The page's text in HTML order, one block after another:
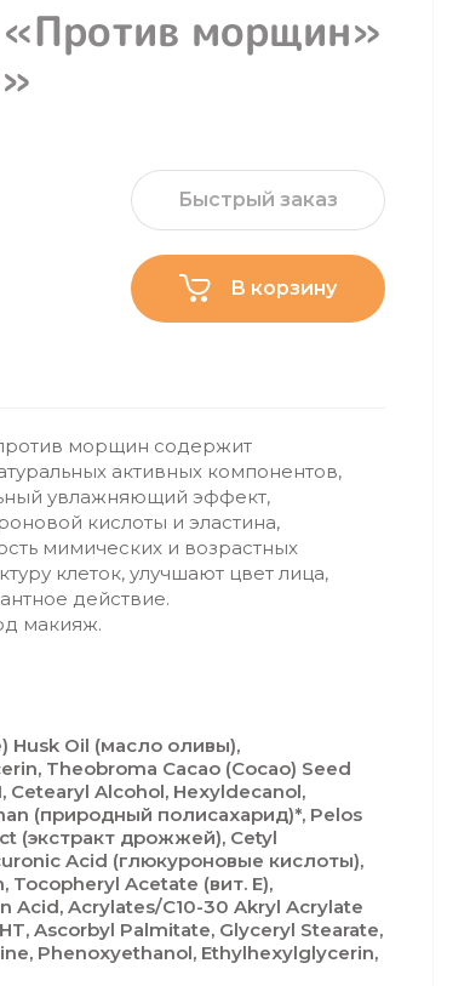
морщин»
В корзину
Быстрый заказ
морщин содержит
активных компонентов,
увлажняющий эффект,
кислоты и эластина,
мимических и возрастных
клеток, улучшают цвет лица,
действие.
макияж.
Husk Oil (масло оливы),
Theobroma Cacao (Cocao) Seed
Cetearyl Alcohol, Hexyldecanol,
(природный полисахарид)*, Pelos
(экстракт дрожжей), Cetyl
Acid (глюкуроновые кислоты),
Tocopheryl Acetate (вит. E),
Acid, Acrylates/C10-30 Akryl Acrylate
Ascorbyl Palmitate, Glyceryl Stearate,
Phenoxyethanol, Ethylhexylglycerin,